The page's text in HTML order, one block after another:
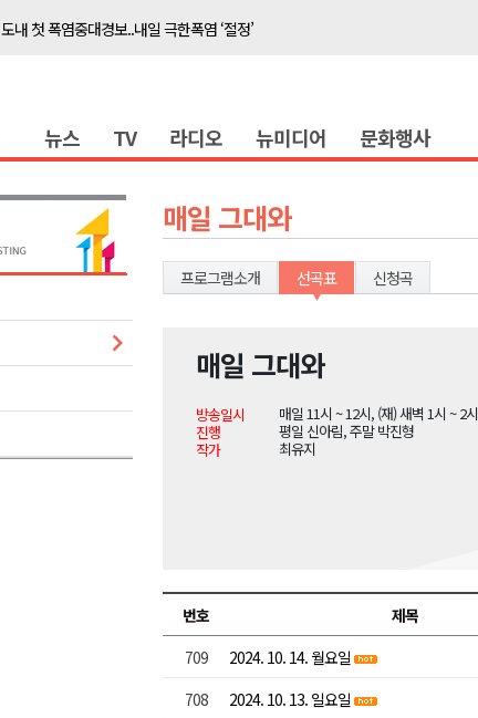
도내 첫 폭염중대경보..내일 극한폭염 ‘절정’
횡성군, 광복절 맞아 태극기 나눔 행사
양구군, 원주환경청에 비점오염저감 사업 등 건의
<강원랜드> 관광객이 인구 3배..싱가포르 복합리조트
<강원랜드> 마카오 카지노 "복합리조트로 진화 중"
썩고, 무르고..농산물 피해 속출
도내 첫 폭염중대경보..내일 극한폭염 ‘절정’
태풍 '돌핀' 북상..폭염 더 심해지나?
강릉시, 민선9기 21개 읍면동 타운홀 미팅 성료
<강원랜드> 관광객이 인구 3배..싱가포르 복합리조트
<강원랜드> 마카오 카지노 "복합리조트로 진화 중"
민선9기 양양군 공약사업 추진 전략 보고회 개최
뉴스 TV 라디오 뉴미디어 문화행사
매일 그대와
프로그램소개 선곡표 신청곡
매일 그대와
방송일시
매일 11시 ~ 12시, (재) 새벽 1시 ~ 2시
진행
평일 신아림, 주말 박진형
작가
최유지
번호 제목
709
2024. 10. 14. 월요일
708
2024. 10. 13. 일요일